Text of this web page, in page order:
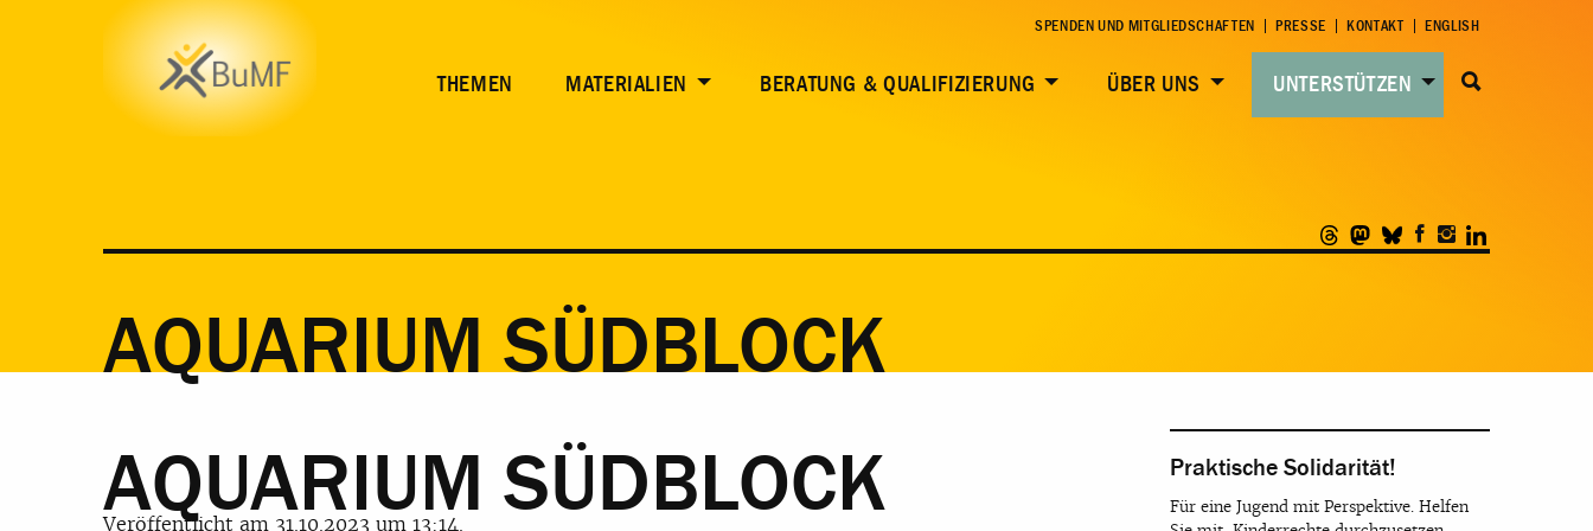
SPENDEN UND MITGLIEDSCHAFTEN PRESSE KONTAKT ENGLISH
THEMEN MATERIALIEN BERATUNG & QUALIFIZIERUNG ÜBER UNS UNTERSTÜTZEN
AQUARIUM SÜDBLOCK
AQUARIUM SÜDBLOCK
Veröffentlicht am 31.10.2023 um 13:14.
Praktische Solidarität!
Für eine Jugend mit Perspektive. Helfen